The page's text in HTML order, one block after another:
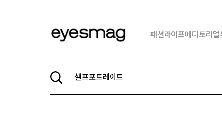
패션라이프에디토리얼